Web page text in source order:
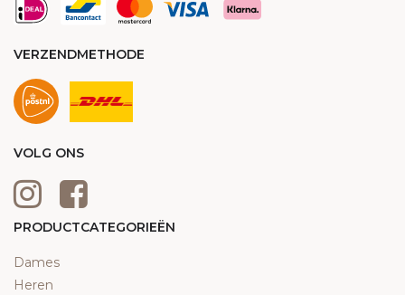
VERZENDMETHODE
VOLG ONS
PRODUCTCATEGORIEËN
Dames
Heren